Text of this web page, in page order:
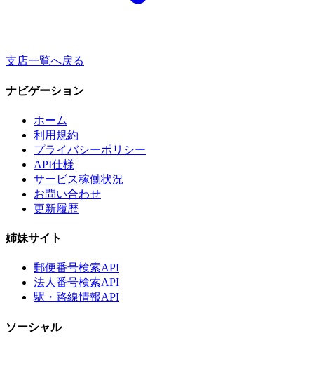
支店一覧へ戻る
ナビゲーション
ホーム
利用規約
プライバシーポリシー
API仕様
サービス稼働状況
お問い合わせ
更新履歴
姉妹サイト
郵便番号検索API
法人番号検索API
駅・路線情報API
ソーシャル